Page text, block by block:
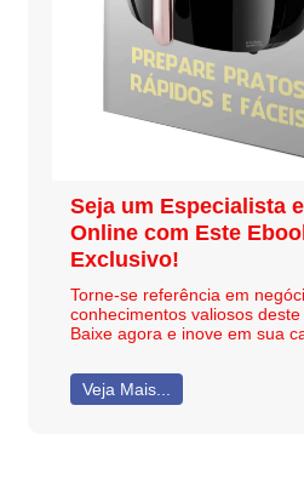
Seja um Especialista
Online com Este
Exclusivo!
Torne-se referência em
conhecimentos valiosos deste
Baixe agora e inove em sua
Veja Mais...